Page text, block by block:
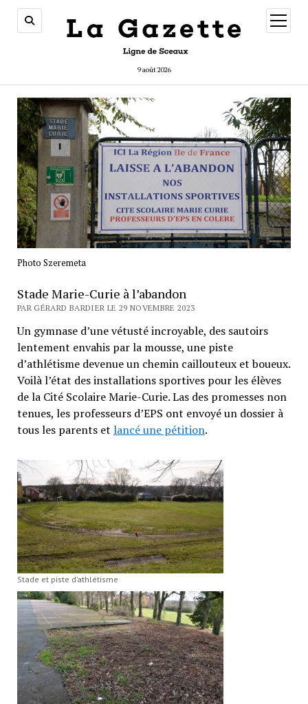
9 août 2026
ouvrir
menu
Photo Szeremeta
Stade Marie-Curie à l’abandon
PAR GÉRARD BARDIER LE 29 NOVEMBRE 2023
Un gymnase d’une vétusté incroyable, des sautoirs
lentement envahis par la mousse, une piste
d’athlétisme devenue un chemin caillouteux et boueux.
Voilà l’état des installations sportives pour les élèves
de la Cité Scolaire Marie-Curie. Las des promesses non
tenues, les professeurs d’EPS ont envoyé un dossier à
tous les parents et lancé une pétition.
Stade et piste d’athlétisme